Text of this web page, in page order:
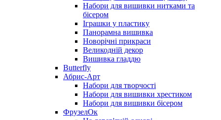
Набори для вишивки нитками та
бісером
Іграшки у пластику
Панорамна вишивка
Новорічні прикраси
Великодній декор
Вишивка гладдю
Butterfly
Абрис-Арт
Набори для творчості
Набори для вишивки хрестиком
Набори для вишивки бісером
ФрузелОк